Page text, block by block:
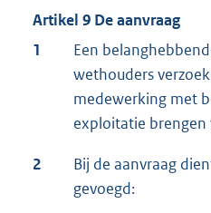
Artikel 9 De aanvraag
1
Een
wethouders
medewerking met
exploitatie brengen
2
Bij de aanvraag
gevoegd: